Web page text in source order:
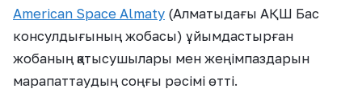
American Space Almaty (Алматыдағы АҚШ Бас
консулдығының жобасы) ұйымдастырған
жобаның қатысушылары мен жеңімпаздарын
марапаттаудың соңғы рәсімі өтті.